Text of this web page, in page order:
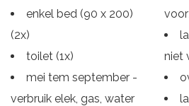
enkel bed (90 x 200)
(2x)
toilet (1x)
mei tem september -
verbruik elek, gas, water
niet